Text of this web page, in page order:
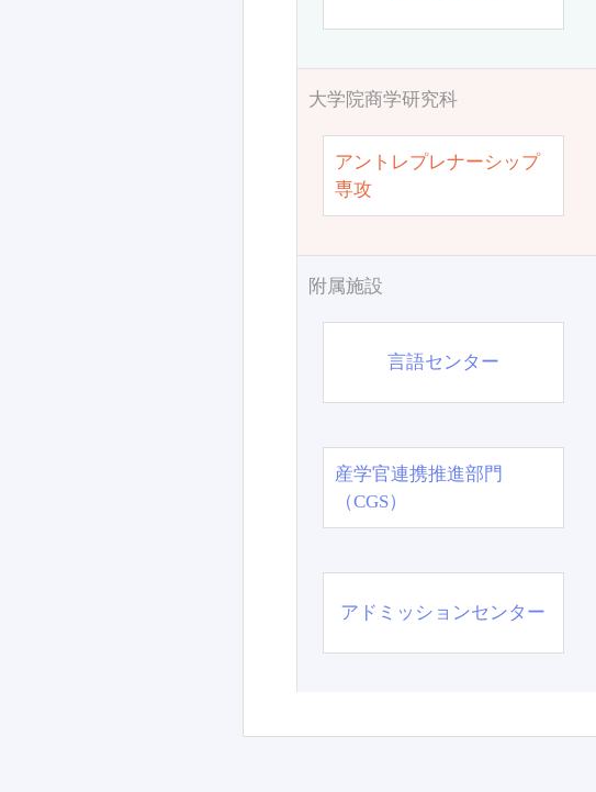
大学院商学研究科
アントレプレナーシップ
専攻
附属施設
言語センター
産学官連携推進部門
（CGS）
アドミッションセンター